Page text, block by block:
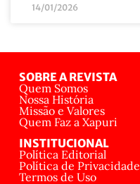
14/01/2026
SOBRE A REVISTA
Quem Somos
Nossa História
Missão e Valores
Quem Faz a Xapuri
INSTITUCIONAL
Política Editorial
Política de Privacidade
Termos de Uso